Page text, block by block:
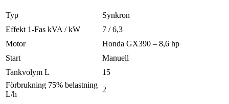
Typ
Synkron
Effekt 1-Fas kVA / kW
7 / 6,3
Motor
Honda GX390 – 8,6 hp
Start
Manuell
Tankvolym L
15
Förbrukning 75% belastning
L/h
2